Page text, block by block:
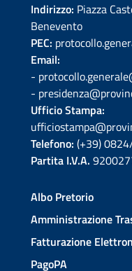
Indirizzo: Piazza
Benevento
PEC:
Email:
-
-
Ufficio Stampa:
Telefono: (+39)
Partita I.V.A.
Albo Pretorio
Amministrazione
Fatturazione
PagoPA